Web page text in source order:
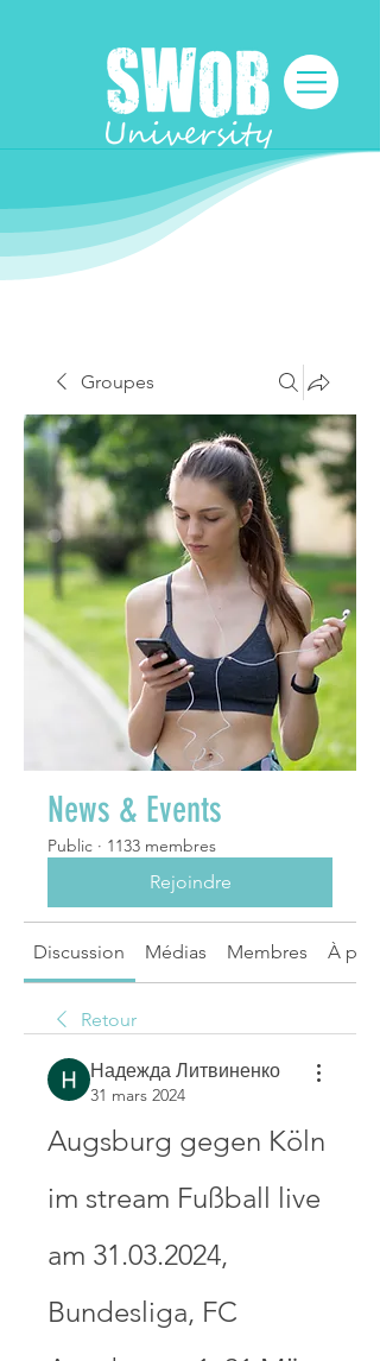
Groupes
News & Events
Public · 1133 membres
Rejoindre
Discussion Médias Membres À
Retour
Надежда Литвиненко
31 mars 2024
Augsburg gegen Köln
im stream Fußball live
am 31.03.2024,
Bundesliga, FC